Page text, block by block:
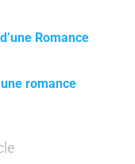
Romance
romance